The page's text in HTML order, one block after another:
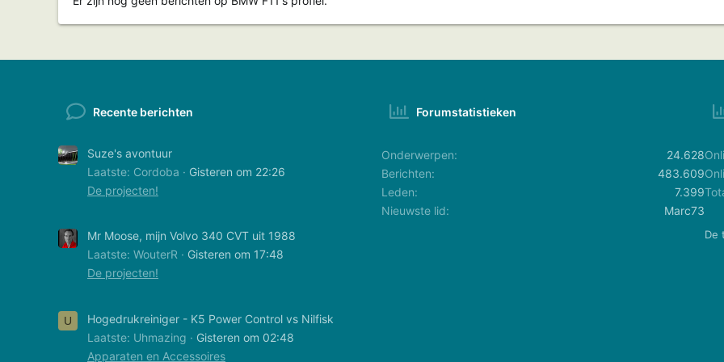
Recente berichten
Suze's avontuur
Laatste: Cordoba
Gisteren om 22:26
De projecten!
Mr Moose, mijn Volvo 340 CVT uit 1988
Laatste: WouterR
Gisteren om 17:48
De projecten!
U
Hogedrukreiniger - K5 Power Control vs Nilfisk
Laatste: Uhmazing
Gisteren om 02:48
Apparaten en Accessoires
Forumstatistieken
Onderwerpen
24.628
Berichten
483.609
Leden
7.399
Nieuwste lid
Marc73
De